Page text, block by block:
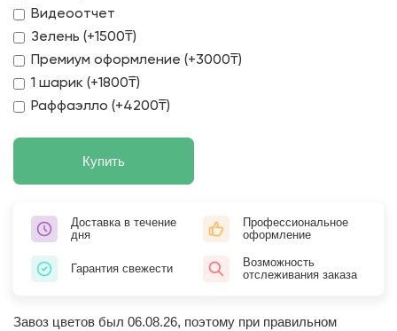
Видеоотчет
Зелень (+1500₸)
Премиум оформление (+3000₸)
1 шарик (+1800₸)
Раффаэлло (+4200₸)
Купить
Доставка в течение
дня
Профессиональное
оформление
Гарантия свежести
Возможность
отслеживания заказа
Завоз цветов был 06.08.26, поэтому при правильном